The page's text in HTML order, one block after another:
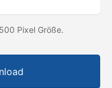
Pixel Größe.